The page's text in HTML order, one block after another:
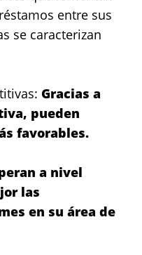
entre sus
se caracterizan
Gracias a
pueden
favorables.
a nivel
las
en su área de